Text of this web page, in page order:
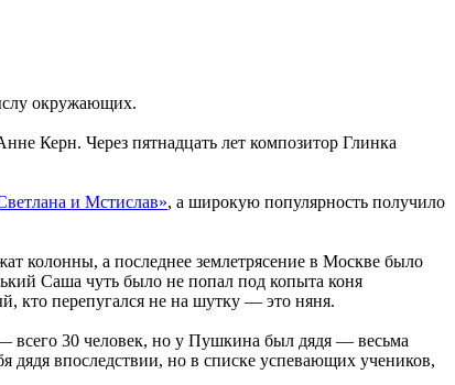
окружающих.
Керн. Через пятнадцать лет композитор Глинка
и Мстислав», а широкую популярность получило
колонны, а последнее землетрясение в Москве было
Саша чуть было не попал под копыта коня
кто перепугался не на шутку — это няня.
всего 30 человек, но у Пушкина был дядя — весьма
впоследствии, но в списке успевающих учеников,